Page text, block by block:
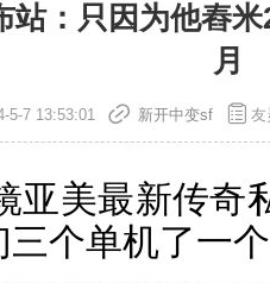
站：只因为他舂
月
5-7 13:53:01 新开中变sf 友
亚美最新传奇
个单机了一